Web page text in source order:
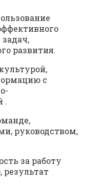
развития.
с
.
руководством,
за работу